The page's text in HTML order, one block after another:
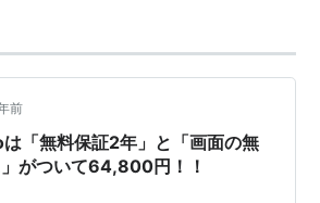
前
「無料保証2年」と「画面の無
がついて64,800円！！